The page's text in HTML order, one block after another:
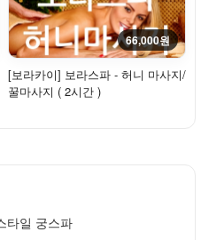
66,000원
[보라카이] 보라스파 - 허니 마사지/
꿀마사지 ( 2시간 )
타일 궁스파